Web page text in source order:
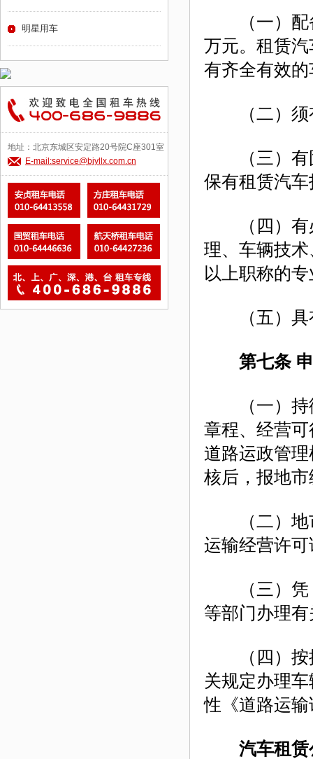
（一）配备
万元。租赁
有齐全有效
（二）须有
（三）有固
保有租赁汽
（四）有必
理、车辆技
以上职称的
（五）具
第七条 申
（一）持街
章程、经营
道路运政管
核后，报地
（二）地市
运输经营许
（三）凭《
等部门办理
（四）按批
关规定办理
性《道路运
汽车租赁
明星用车
地址：北京东城区安定路20号院C座301室
E-mail:service@bjyllx.com.cn